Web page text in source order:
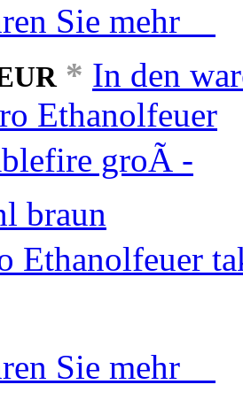
Sie mehr
* In den
Ethanolfeuer
Sie mehr